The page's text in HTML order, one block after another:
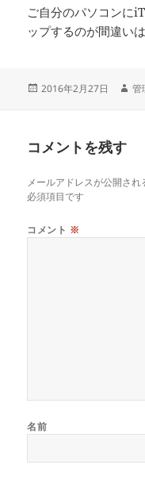
ご自分のパソコンに
ップするのが間違い
投
2016年2月27日
作
管
コメントを残す
メールアドレスが公開され
必須項目です
コメント ※
名前